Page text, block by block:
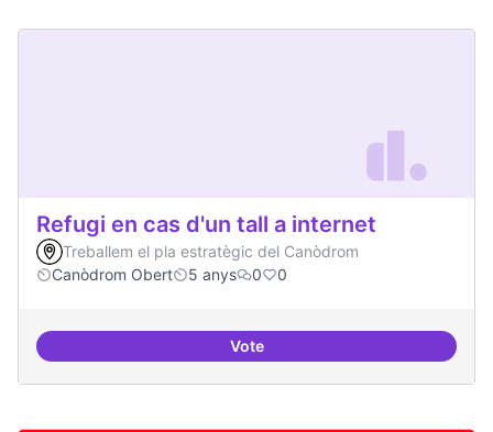
Refugi en cas d'un tall a internet
Treballem el pla estratègic del Canòdrom
Canòdrom Obert
5 anys 0 0
VoteRefugi en cas d'un tall a internet